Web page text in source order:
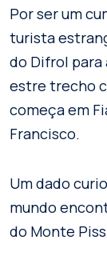
Por ser um
turista
do Difrol para
estre trecho
começa em
Francisco.
Um dado
mundo
do Monte